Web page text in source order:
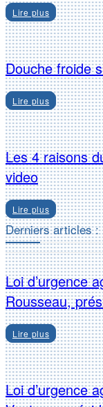
Lire plus
Douche froide
Lire plus
Les 4 raisons
video
Lire plus
Derniers articles :
Loi d’urgence
Rousseau,
Lire plus
Loi d’urgence